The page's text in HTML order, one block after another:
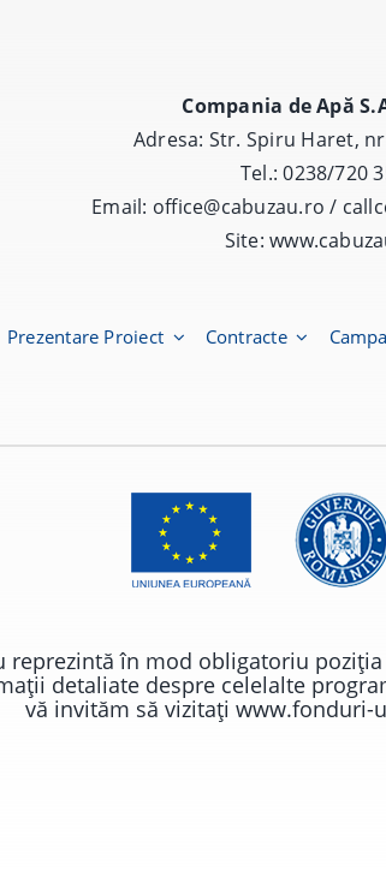
Compania de Apă
Adresa: Str. Spiru Haret,
Tel.: 0238/720
Email: office@cabuzau.ro /
Site:
Prezentare Proiect Contracte
în mod obligatoriu
detaliate despre celelalte
vă invităm să vizitaţi www.fonduri-